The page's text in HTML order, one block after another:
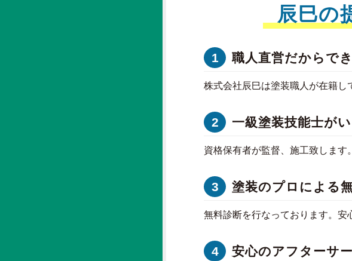
辰巳の
1 職人直営だからで
株式会社辰巳は塗装職人が在籍し
2 一級塗装技能士が
資格保有者が監督、施工致します
3 塗装のプロによる
無料診断を行なっております。安
4 安心のアフターサ